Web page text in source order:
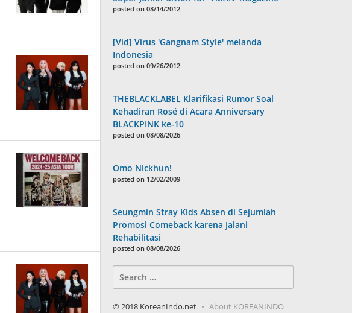
posted on 08/14/2012
[Vid] Virus 'Gangnam Style' melanda
Indonesia
posted on 09/26/2012
THEBLACKLABEL Klarifikasi Rumor Soal
Kehadiran Rosé di Acara Anniversary
BLACKPINK ke-10
posted on 08/08/2026
Omo Nickhun!
posted on 12/02/2009
Seungmin Stray Kids Absen di Sejumlah
Promosi Comeback karena Jalani
Rehabilitasi
posted on 08/08/2026
for:
© 2018 KoreanIndo.net About KOREANINDO